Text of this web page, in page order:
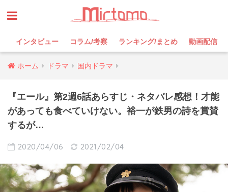
インタビュー コラム/考察 ランキング/まとめ 動画配信
ホーム ドラマ 国内ドラマ
『エール』第2週6話あらすじ・ネタバレ感想！才能
があっても食べていけない。裕一が鉄男の詩を賞賛
するが…
2020/04/06 2021/02/04